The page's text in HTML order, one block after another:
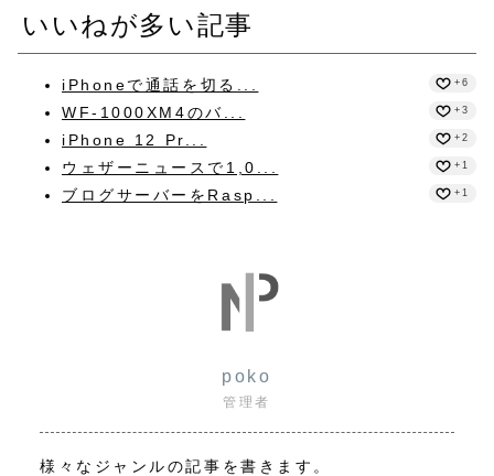
いいねが多い記事
iPhoneで通話を切る... +6
WF-1000XM4のバ... +3
iPhone 12 Pr... +2
ウェザーニュースで1,0... +1
ブログサーバーをRasp... +1
poko
管理者
様々なジャンルの記事を書きます。